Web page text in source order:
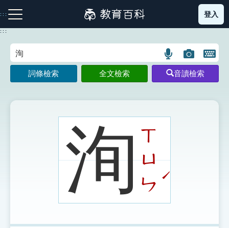
到
主
:::
注音索引圖示 筆畫索引圖示 部首索引表圖示
登入
:::
語
言
搜
示
圖
片
搜
開
鍵
圖
詞條檢索 全文檢索 音讀檢索
洵ㄒ
ㄩ
ㄣ
ˊ